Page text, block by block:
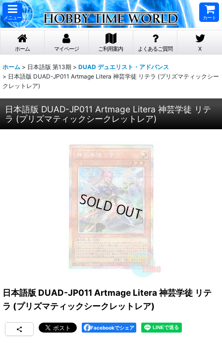
メニュー カート
ホーム マイページ ご利用案内 よくあるご質問 X
ホーム > 日本語版 第13期 > DUAD デュエリスト・アドバンス
> 日本語版 DUAD-JP011 Artmage Litera 神芸学徒 リテラ (プリズマティックシー
クレットレア)
日本語版 DUAD-JP011 Artmage Litera 神芸学徒 リテ
ラ (プリズマティックシークレットレア)
日本語版 DUAD-JP011 Artmage Litera 神芸学徒 リテ
ラ (プリズマティックシークレットレア)
Facebookでシェア